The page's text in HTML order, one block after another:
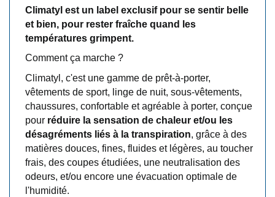
Climatyl est un label exclusif pour se sentir belle
et bien, pour rester fraîche quand les
températures grimpent.
Comment ça marche ?
C limatyl, c'est une gamme de prêt-à-porter,
vêtements de sport, linge de nuit, sous-vêtements,
chaussures, confortable et agréable à porter, conçue
pour réduire la sensation de chaleur et/ou les
désagréments liés à la transpiration, grâce à des
matières douces, fines, fluides et légères, au toucher
frais, des coupes étudiées, une neutralisation des
odeurs, et/ou encore une évacuation optimale de
l'humidité.